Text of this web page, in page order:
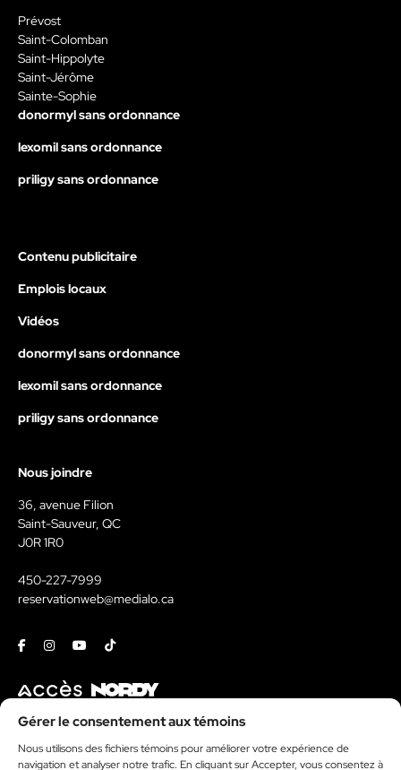
Gérer le consentement aux témoins
Nous utilisons des fichiers témoins pour améliorer votre expérience de
navigation et analyser notre trafic. En cliquant sur Accepter, vous consentez à
Prévost
Saint-Colomban
Saint-Hippolyte
Saint-Jérôme
Sainte-Sophie
donormyl sans ordonnance
lexomil sans ordonnance
priligy sans ordonnance
Contenu publicitaire
Emplois locaux
Vidéos
donormyl sans ordonnance
lexomil sans ordonnance
priligy sans ordonnance
Nous joindre
36, avenue Filion
Saint-Sauveur, QC
J0R 1R0
450-227-7999
reservationweb@medialo.ca
FacebookInstagramYoutubeTiktok
Contact
Kit média